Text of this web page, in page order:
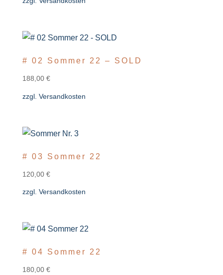
# 02 Sommer 22 – SOLD
188,00 €
zzgl. Versandkosten
# 03 Sommer 22
120,00 €
zzgl. Versandkosten
# 04 Sommer 22
180,00 €